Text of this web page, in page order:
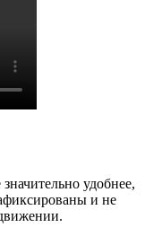
удобнее,
и не